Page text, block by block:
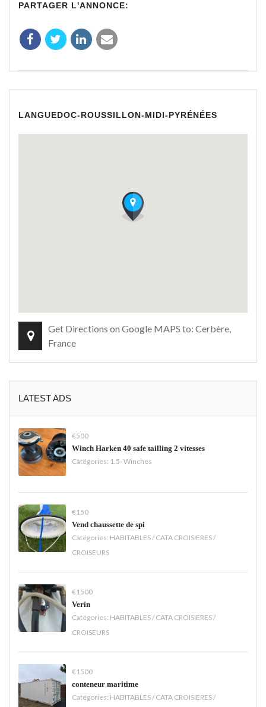
PARTAGER L'ANNONCE:
LANGUEDOC-ROUSSILLON-MIDI-PYRÉNÉES
Get Directions on Google MAPS to: Cerbère,
France
LATEST ADS
€500
Winch Harken 40 safe tailling 2 vitesses
Catégories: 1.5- Winches
€150
Vend chaussette de spi
Catégories: HABITABLES / CATA CROISIERES /
CROISEURS
€1500
Verin
Catégories: HABITABLES / CATA CROISIERES /
CROISEURS
€1500
conteneur maritime
Catégories: HABITABLES / CATA CROISIERES /